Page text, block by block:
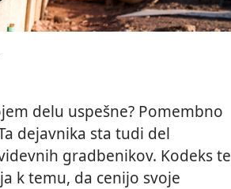
delu uspešne? Pomembno
dejavnika sta tudi del
gradbenikov. Kodeks te
k temu, da cenijo svoje